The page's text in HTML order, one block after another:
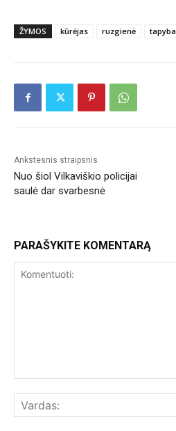
ŽYMOS kūrėjas ruzgienė tapyba
Ankstesnis straipsnis
Nuo šiol Vilkaviškio policijai
saulė dar svarbesnė
PARAŠYKITE KOMENTARĄ